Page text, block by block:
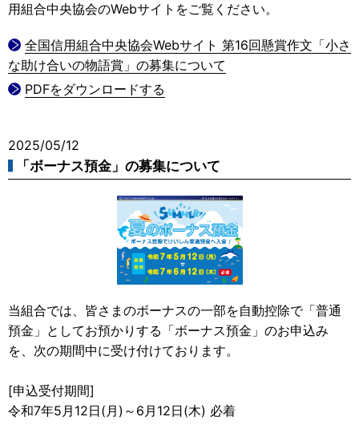
用組合中央協会のWebサイトをご覧ください。
全国信用組合中央協会Webサイト 第16回懸賞作文「小さ
な助け合いの物語賞」の募集について
PDFをダウンロードする
2025/05/12
「ボーナス預金」の募集について
当組合では、皆さまのボーナスの一部を自動控除で「普通
預金」としてお預かりする「ボーナス預金」のお申込み
を、次の期間中に受け付けております。
[申込受付期間]
令和7年5月12日(月)～6月12日(木) 必着